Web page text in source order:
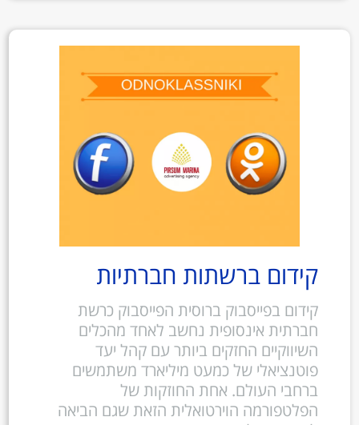
קידום ברשתות חברתיות
קידום בפייסבוק ברוסית הפייסבוק כרשת
חברתית אינסופית נחשב לאחד מהכלים
השיווקיים החזקים ביותר עם קהל יעד
פוטנציאלי של כמעט מיליארד משתמשים
ברחבי העולם. אחת החוזקות של
הפלטפורמה הוירטואלית הזאת שגם הביאה